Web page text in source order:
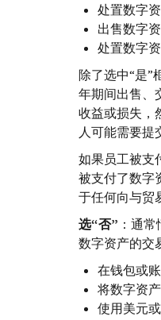
处置数字
出售数字
处置数字
除了选中“是”
年期间出售、
收益或损失，
人可能需要提
如果员工被支
被支付了数字
于任何向与贸
选“否” ：通
数字资产的交
在钱包或
将数字资
使用美元